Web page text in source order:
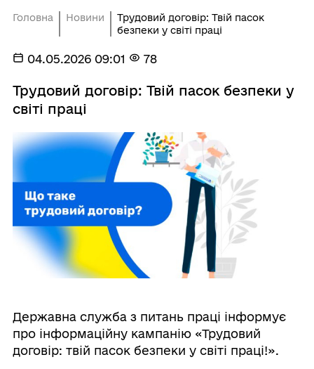
Головна Новини
Трудовий договір: Твій пасок
безпеки у світі праці
04.05.2026 09:01 78
Трудовий договір: Твій пасок безпеки у
світі праці
Державна служба з питань праці інформує
про інформаційну кампанію «Трудовий
договір: твій пасок безпеки у світі праці!».